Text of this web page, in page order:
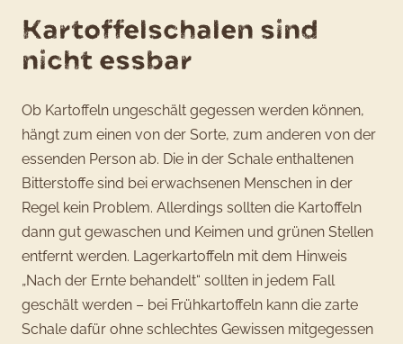
Kartoffelschalen sind
nicht essbar
Ob Kartoffeln ungeschält gegessen werden können,
hängt zum einen von der Sorte, zum anderen von der
essenden Person ab. Die in der Schale enthaltenen
Bitterstoffe sind bei erwachsenen Menschen in der
Regel kein Problem. Allerdings sollten die Kartoffeln
dann gut gewaschen und Keimen und grünen Stellen
entfernt werden. Lagerkartoffeln mit dem Hinweis
„Nach der Ernte behandelt“ sollten in jedem Fall
geschält werden – bei Frühkartoffeln kann die zarte
Schale dafür ohne schlechtes Gewissen mitgegessen